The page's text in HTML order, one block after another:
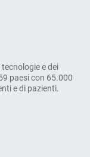
e dei
paesi con 65.000
e di pazienti.